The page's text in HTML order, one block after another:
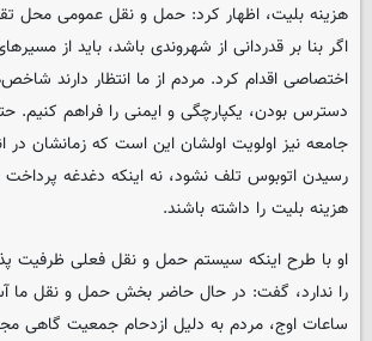
هزینه بلیت، اظهار کرد: حمل و نقل عمومی محل
اگر بنا بر قدردانی از شهروندی باشد، باید از
اختصاصی اقدام کرد. مردم از ما انتظار دارند
دسترس بودن، یکپارچگی و ایمنی را فراهم کنیم.
جامعه نیز اولویت اولشان این است که زمانشان در
رسیدن اتوبوس تلف نشود، نه اینکه دغدغه پرداخت
هزینه بلیت را داشته باشند.
او با طرح اینکه سیستم حمل و نقل فعلی ظرفیت
را ندارد، گفت: در حال حاضر بخش حمل و نقل ما
ساعات اوج، مردم به دلیل ازدحام جمعیت گاهی